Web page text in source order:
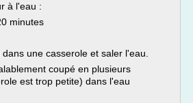
à l'eau :
minutes
une casserole et saler l'eau.
coupé en plusieurs
est trop petite) dans l'eau